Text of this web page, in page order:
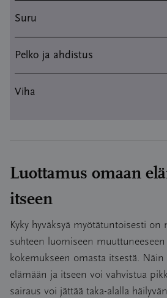
Suru
Pelko ja ahdistus
Viha
Luottamus omaan
itseen
Kyky hyväksyä myötätuntoisesti on
suhteen luomiseen
kokemukseen omasta itsestä.
elämään ja itseen voi vahvistua
sairaus voi jättää taka-alalla